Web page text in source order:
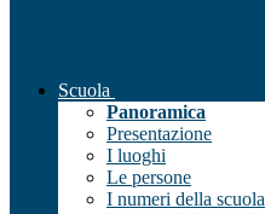
Scuola
Panoramica
Presentazione
I luoghi
Le persone
I numeri della scuola